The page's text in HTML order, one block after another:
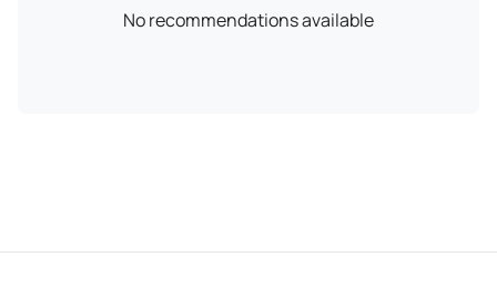
No recommendations available